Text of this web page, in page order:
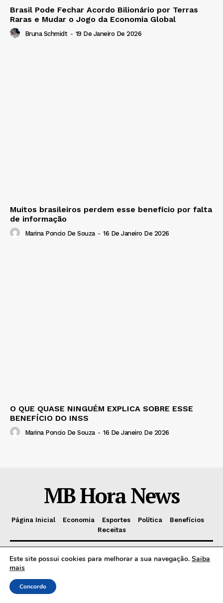
Brasil Pode Fechar Acordo Bilionário por Terras
Raras e Mudar o Jogo da Economia Global
Bruna Schmidt - 19 De Janeiro De 2026
Muitos brasileiros perdem esse benefício por falta
de informação
Marina Poncio De Souza - 16 De Janeiro De 2026
O QUE QUASE NINGUÉM EXPLICA SOBRE ESSE
BENEFÍCIO DO INSS
Marina Poncio De Souza - 16 De Janeiro De 2026
MB Hora News
Página Inicial Economia Esportes Política
Benefícios
Receitas
Sobre nós
Um paragrafo sobre o blog.
Este site possui cookies para melhorar a sua navegação. Saiba
mais
Concordo